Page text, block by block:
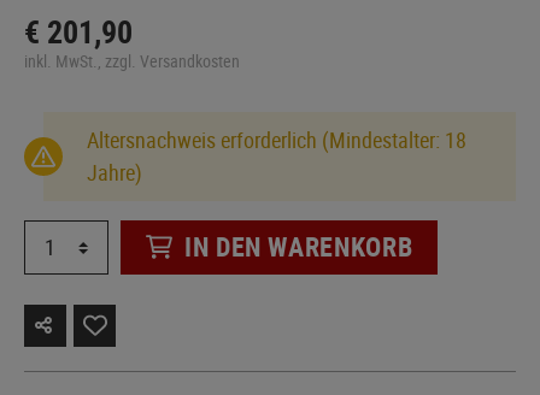
€ 201,90
inkl. MwSt., zzgl. Versandkosten
Altersnachweis erforderlich (Mindestalter: 18
Jahre)
IN DEN WARENKORB